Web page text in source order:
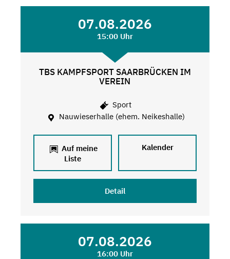
07.08.2026
15:00 Uhr
TBS KAMPFSPORT SAARBRÜCKEN IM
VEREIN
Sport
Nauwieserhalle (ehem. Neikeshalle)
Auf meine
Liste
Kalender
Detail
07.08.2026
16:00 Uhr